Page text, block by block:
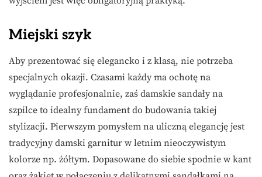
Miejski szyk
Aby prezentować się elegancko i z klasą, nie potrzeba
specjalnych okazji. Czasami każdy ma ochotę na
wyglądanie profesjonalnie, zaś damskie sandały na
szpilce to idealny fundament do budowania takiej
stylizacji. Pierwszym pomysłem na uliczną elegancję jest
tradycyjny damski garnitur w letnim nieoczywistym
kolorze np. żółtym. Dopasowane do siebie spodnie w kant